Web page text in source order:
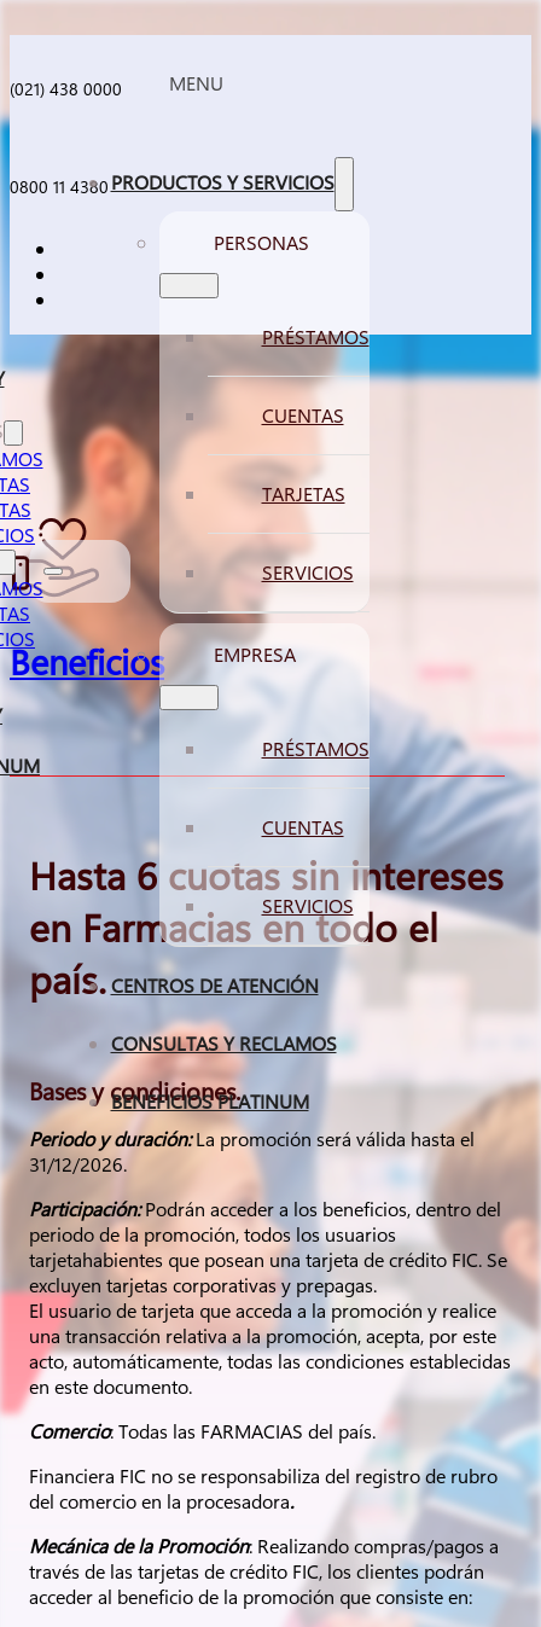
(021) 438 0000
0800 11 4380 PRODUCTOS Y SERVICIOS
PERSONAS
PRÉSTAMOS
CUENTAS
TARJETAS
SERVICIOS
EMPRESA
PRÉSTAMOS
CUENTAS
SERVICIOS
CENTROS DE ATENCIÓN
CONSULTAS Y RECLAMOS
BENEFICIOS PLATINUM
Beneficios
Hasta 6 cuotas sin intereses
en Farmacias en todo el
país.
Bases y condiciones.
Periodo y duración:La promoción será válida hasta el
31/12/2026.
Participación:Podrán acceder a los beneficios, dentro del
periodo de la promoción, todos los usuarios
tarjetahabientes que posean una tarjeta de crédito FIC. Se
excluyen tarjetas corporativas y prepagas.
El usuario de tarjeta que acceda a la promoción y realice
una transacción relativa a la promoción, acepta, por este
acto, automáticamente, todas las condiciones establecidas
en este documento.
Comercio: Todas las FARMACIAS del país.
Financiera FIC no se responsabiliza del registro de rubro
del comercio en la procesadora.
Mecánica de la Promoción: Realizando compras/pagos a
través de las tarjetas de crédito FIC, los clientes podrán
acceder al beneficio de la promoción que consiste en: